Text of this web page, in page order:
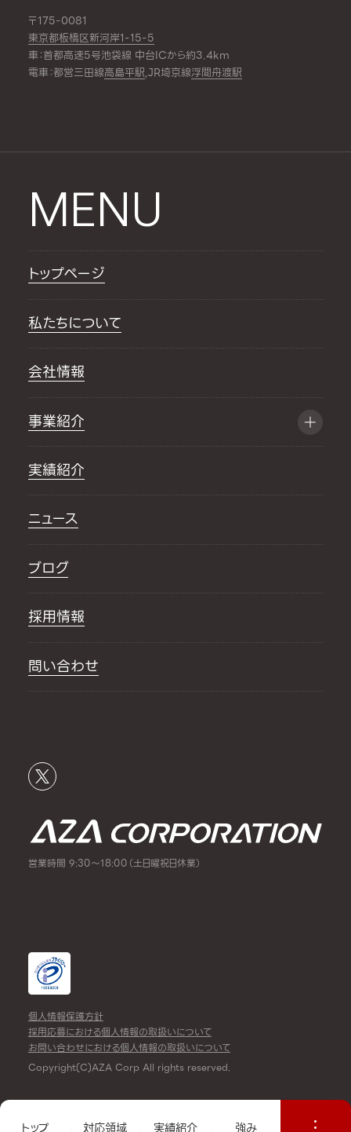
トップ 対応領域 実績紹介 強み
〒175-0081
東京都板橋区新河岸1-15-5
車：首都高速5号池袋線 中台ICから約3.4km
電車：都営三田線高島平駅,JR埼京線浮間舟渡駅
MENU
トップページ
私たちについて
会社情報
事業紹介
実績紹介
ニュース
ブログ
採用情報
問い合わせ
営業時間 9:30～18:00（土日曜祝日休業）
個人情報保護方針
採用応募における個人情報の取扱いについて
お問い合わせにおける個人情報の取扱いについて
Copyright(C)AZA Corp All rights reserved.